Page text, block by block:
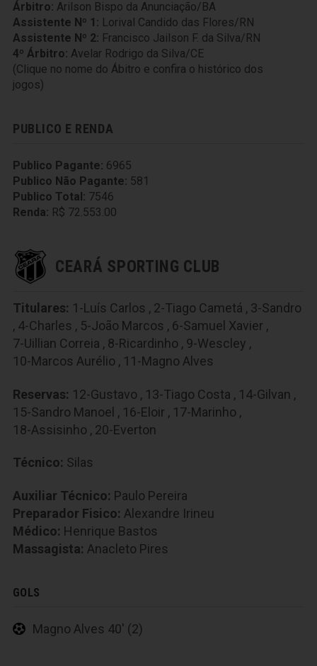
Árbitro: Arilson Bispo da Anunciação/BA
Assistente Nº 1: Lorival Candido das Flores/RN
Assistente Nº 2: Francisco Jailson F. da Silva/RN
4º Árbitro: Avelar Rodrigo da Silva/CE
(Clique no nome do Ábitro e confira o histórico dos
jogos)
PUBLICO E RENDA
Publico Pagante: 6965
Publico Não Pagante: 581
Publico Total: 7546
Renda: R$ 72.553.00
CEARÁ SPORTING CLUB
Titulares: 1-Luís Carlos , 2-Tiago Cametá , 3-Sandro
, 4-Charles , 5-João Marcos , 6-Samuel Xavier ,
7-Uillian Correia , 8-Ricardinho , 9-Wescley ,
10-Marcos Aurélio , 11-Magno Alves
Reservas: 12-Gustavo , 13-Tiago Costa , 14-Gilvan ,
15-Sandro Manoel , 16-Eloir , 17-Marinho ,
18-Assisinho , 20-Everton
Técnico: Silas
Auxiliar Técnico: Paulo Pereira
Preparador Fisico: Alexandre Irineu
Médico: Henrique Bastos
Massagista: Anacleto Pires
GOLS
Magno Alves 40' (2)